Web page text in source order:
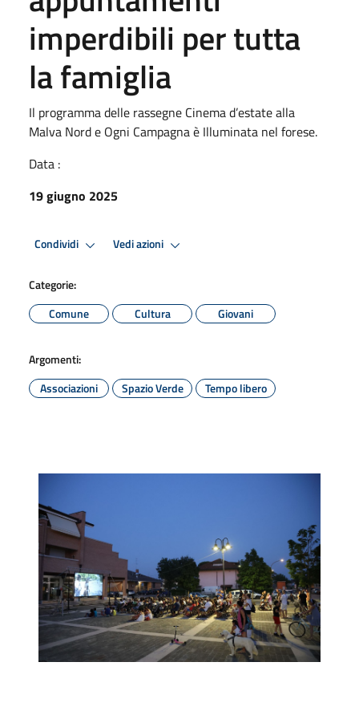
imperdibili per tutta
la famiglia
Il programma delle rassegne Cinema d’estate alla
Malva Nord e Ogni Campagna è Illuminata nel forese.
Data :
19 giugno 2025
Condividi Vedi azioni
Categorie:
Comune
Cultura Giovani
Argomenti:
Associazioni
Spazio Verde Tempo libero